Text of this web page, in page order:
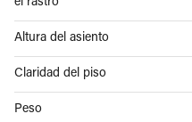
el rastro
Altura del asiento
Claridad del piso
Peso